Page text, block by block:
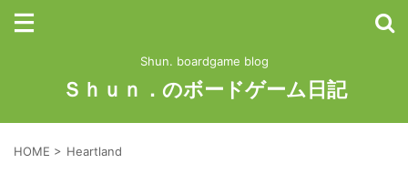
Shun. boardgame blog
Ｓｈｕｎ．のボードゲーム日記
HOME > Heartland